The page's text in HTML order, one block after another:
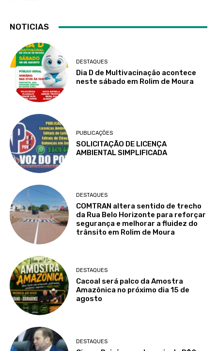
NOTICIAS
DESTAQUES
Dia D de Multivacinação acontece
neste sábado em Rolim de Moura
PUBLICAÇÕES
SOLICITAÇÃO DE LICENÇA
AMBIENTAL SIMPLIFICADA
DESTAQUES
COMTRAN altera sentido de trecho
da Rua Belo Horizonte para reforçar
segurança e melhorar a fluidez do
trânsito em Rolim de Moura
DESTAQUES
Cacoal será palco da Amostra
Amazônica no próximo dia 15 de
agosto
DESTAQUES